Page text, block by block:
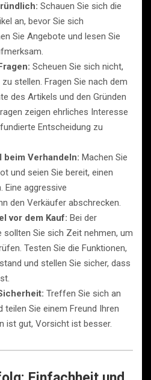
Schauen Sie sich die
an, bevor Sie sich
Sie Angebote und lesen Sie
Scheuen Sie sich nicht,
stellen. Fragen Sie nach dem
des Artikels und den Gründen
zeigen ehrliches Interesse
Entscheidung zu
beim Verhandeln: Machen Sie
und seien Sie bereit, einen
Eine aggressive
den Verkäufer abschrecken.
vor dem Kauf: Bei der
sollten Sie sich Zeit nehmen, um
Testen Sie die Funktionen,
und stellen Sie sicher, dass
Treffen Sie sich an
teilen Sie einem Freund Ihren
ist gut, Vorsicht ist besser.